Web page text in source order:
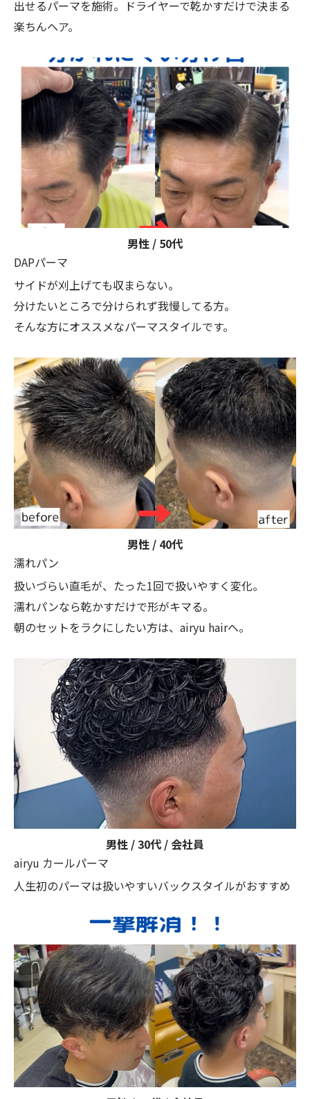
出せるパーマを施術。ドライヤーで乾かすだけで決まる
楽ちんヘア。
男性 / 50代
DAPパーマ
サイドが刈上げても収まらない。
分けたいところで分けられず我慢してる方。
そんな方にオススメなパーマスタイルです。
男性 / 40代
濡れパン
扱いづらい直毛が、たった1回で扱いやすく変化。
濡れパンなら乾かすだけで形がキマる。
朝のセットをラクにしたい方は、airyu hairへ。
男性 / 30代 / 会社員
airyu カールパーマ
人生初のパーマは扱いやすいバックスタイルがおすすめ